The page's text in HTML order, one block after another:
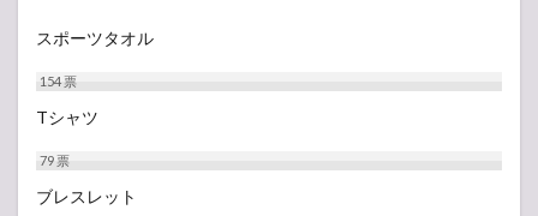
スポーツタオル
154票
Tシャツ
79票
ブレスレット